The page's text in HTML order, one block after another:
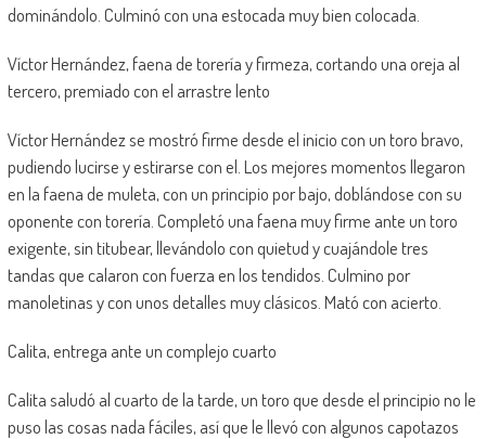
dominándolo. Culminó con una estocada muy bien colocada.
Víctor Hernández, faena de torería y firmeza, cortando una oreja al
tercero, premiado con el arrastre lento
Víctor Hernández se mostró firme desde el inicio con un toro bravo,
pudiendo lucirse y estirarse con el. Los mejores momentos llegaron
en la faena de muleta, con un principio por bajo, doblándose con su
oponente con torería. Completó una faena muy firme ante un toro
exigente, sin titubear, llevándolo con quietud y cuajándole tres
tandas que calaron con fuerza en los tendidos. Culmino por
manoletinas y con unos detalles muy clásicos. Mató con acierto.
Calita, entrega ante un complejo cuarto
Calita saludó al cuarto de la tarde, un toro que desde el principio no le
puso las cosas nada fáciles, así que le llevó con algunos capotazos